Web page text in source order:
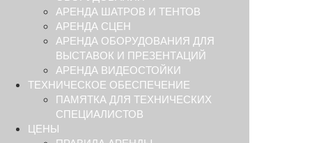
АРЕНДА ШАТРОВ И ТЕНТОВ
АРЕНДА СЦЕН
АРЕНДА ОБОРУДОВАНИЯ ДЛЯ
ВЫСТАВОК И ПРЕЗЕНТАЦИЙ
АРЕНДА ВИДЕОСТОЙКИ
ТЕХНИЧЕСКОЕ ОБЕСПЕЧЕНИЕ
ПАМЯТКА ДЛЯ ТЕХНИЧЕСКИХ
СПЕЦИАЛИСТОВ
ЦЕНЫ